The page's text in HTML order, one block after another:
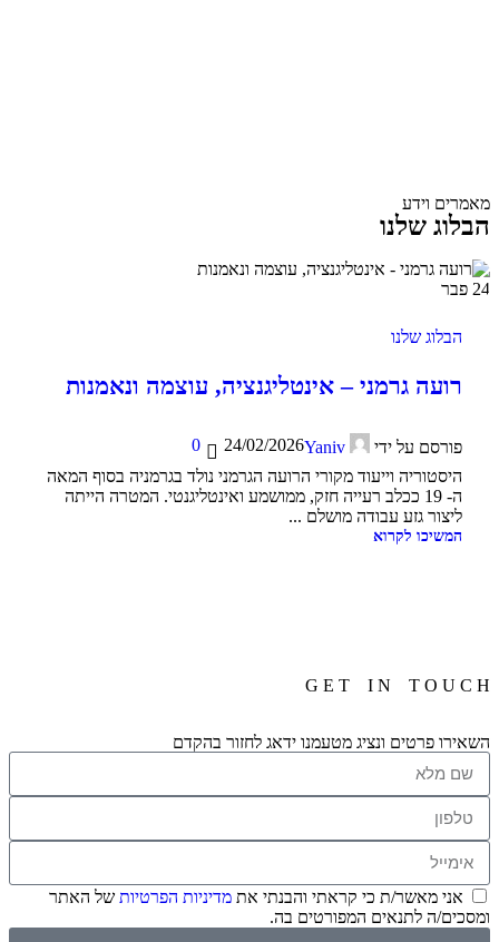
מאמרים וידע
הבלוג שלנו
24 פבר
הבלוג שלנו
רועה גרמני – אינטליגנציה, עוצמה ונאמנות
פורסם על ידי Yaniv
24/02/2026
0
היסטוריה וייעוד מקורי הרועה הגרמני נולד בגרמניה בסוף המאה
ה- 19 ככלב רעייה חזק, ממושמע ואינטליגנטי. המטרה הייתה
ליצור גזע עבודה מושלם ...
המשיכו לקרוא
G E T I N T O U C H
השאירו פרטים ונציג מטעמנו ידאג לחזור בהקדם
אני מאשר/ת כי קראתי והבנתי את מדיניות הפרטיות של האתר
ומסכים/ה לתנאים המפורטים בה.